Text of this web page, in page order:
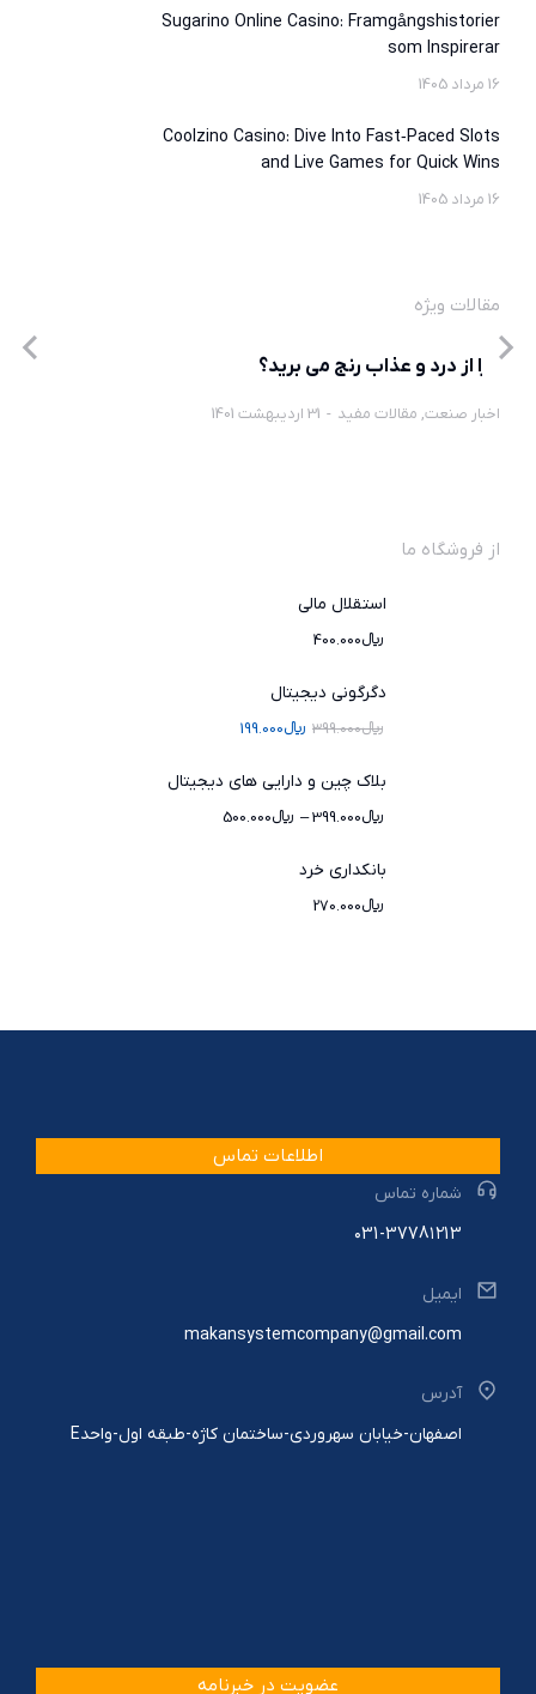
Sugarino Online Casino: Framgångshistorier
som Inspirerar
16 مرداد 1405
Coolzino Casino: Dive Into Fast‑Paced Slots
and Live Games for Quick Wins
16 مرداد 1405
مقالات ویژه
چرا از درد و عذاب رنج می برید؟
اخبار صنعت, مقالات مفید 31 اردیبهشت 1401
از فروشگاه ما
استقلال مالی
﷼400.000
دگرگونی دیجیتال
﷼399.000 ﷼199.000
بلاک چین و دارایی های دیجیتال
﷼399.000
– ﷼500.000
بانکداری خرد
﷼270.000
اطلاعات تماس
شماره تماس
۰31-3778۱۲13
ایمیل
makansystemcompany@gmail.com
آدرس
اصفهان-خیابان سهروردی-ساختمان کاژه-طبقه اول-واحدE
عضویت در خبرنامه